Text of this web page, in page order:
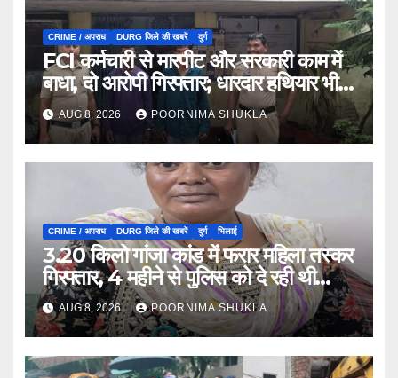
CRIME / अपराध DURG जिले की खबरें दुर्ग
FCI कर्मचारी से मारपीट और सरकारी काम में
बाधा, दो आरोपी गिरफ्तार; धारदार हथियार भी
जब्त…
AUG 8, 2026 POORNIMA SHUKLA
CRIME / अपराध DURG जिले की खबरें दुर्ग भिलाई
3.20 किलो गांजा कांड में फरार महिला तस्कर
गिरफ्तार, 4 महीने से पुलिस को दे रही थी
चकमा…
AUG 8, 2026 POORNIMA SHUKLA